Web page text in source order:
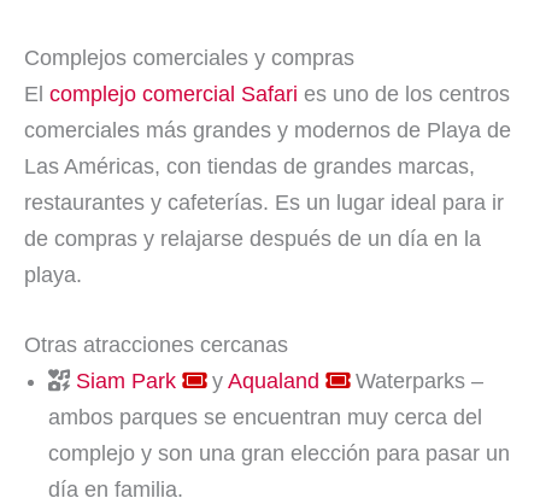
Complejos comerciales y compras
El complejo comercial Safari es uno de los centros
comerciales más grandes y modernos de Playa de
Las Américas, con tiendas de grandes marcas,
restaurantes y cafeterías. Es un lugar ideal para ir
de compras y relajarse después de un día en la
playa.
Otras atracciones cercanas
Siam Park
y Aqualand
Waterparks –
ambos parques se encuentran muy cerca del
complejo y son una gran elección para pasar un
día en familia.